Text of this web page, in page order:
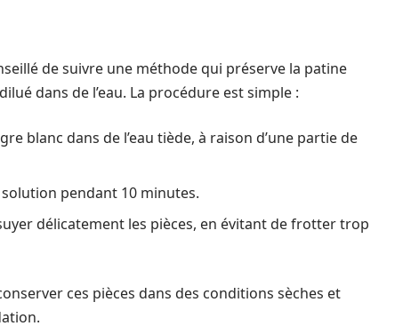
de suivre une méthode qui préserve la patine
dans de l’eau. La procédure est simple :
blanc dans de l’eau tiède, à raison d’une partie de
pendant 10 minutes.
délicatement les pièces, en évitant de frotter trop
ces pièces dans des conditions sèches et